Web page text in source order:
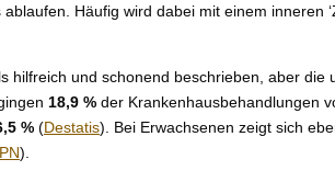
Häufig wird dabei mit einem inneren
und schonend beschrieben, aber
18,9 % der Krankenhausbehandlungen
% (Destatis). Bei Erwachsenen zeigt sich
).